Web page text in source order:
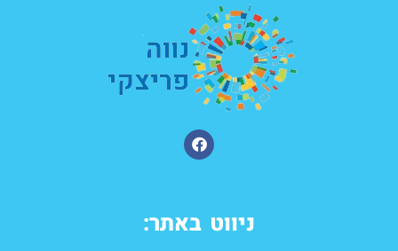
ניווט באתר: